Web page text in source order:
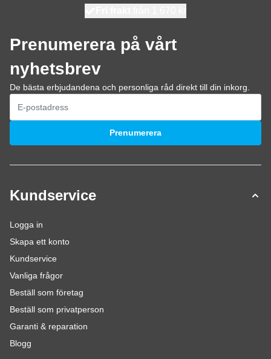
Prenumerera på vårt
nyhetsbrev
De bästa erbjudandena och personliga råd direkt till din inkorg.
E-postadress
Prenumerera
Kundservice
Logga in
Skapa ett konto
Kundservice
Vanliga frågor
Beställ som företag
Beställ som privatperson
Garanti & reparation
Blogg